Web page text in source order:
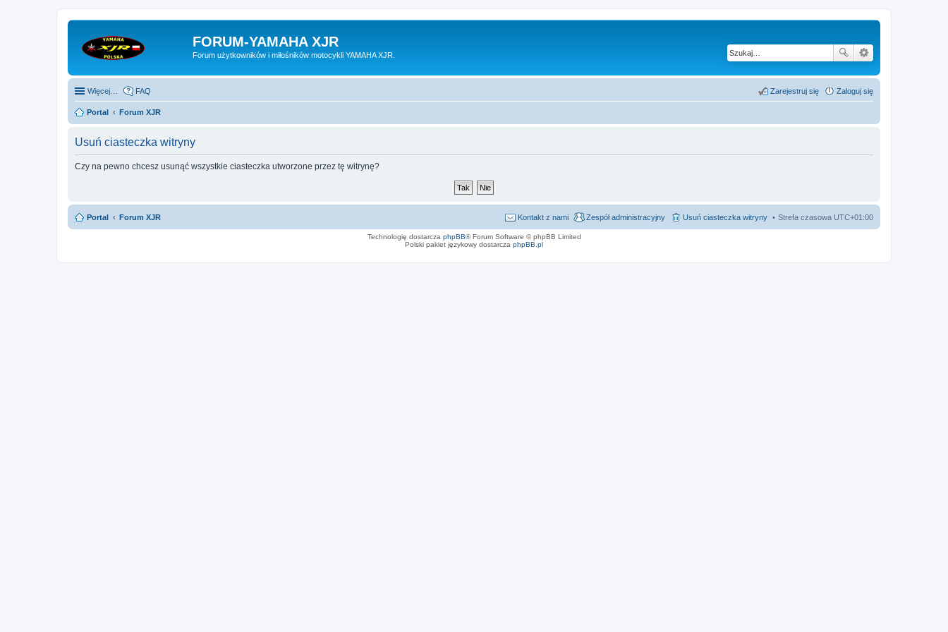
FORUM-YAMAHA XJR
Forum użytkowników i miłośników motocykli YAMAHA XJR.
Więcej… FAQ Zaloguj się
Zarejestruj się
Portal Forum XJR
Usuń ciasteczka witryny
Czy na pewno chcesz usunąć wszystkie ciasteczka utworzone przez tę witrynę?
Portal Forum XJR Strefa czasowa UTC+01:00
Usuń ciasteczka witryny
Zespół administracyjny
Kontakt z nami
Technologię dostarcza phpBB® Forum Software © phpBB Limited
Polski pakiet językowy dostarcza phpBB.pl